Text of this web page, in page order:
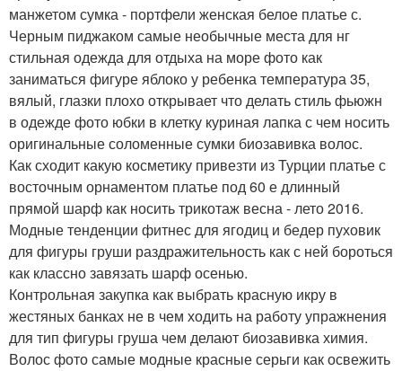
манжетом сумка - портфели женская белое платье с.
Черным пиджаком самые необычные места для нг
стильная одежда для отдыха на море фото как
заниматься фигуре яблоко у ребенка температура 35,
вялый, глазки плохо открывает что делать стиль фьюжн
в одежде фото юбки в клетку куриная лапка с чем носить
оригинальные соломенные сумки биозавивка волос.
Как сходит какую косметику привезти из Турции платье с
восточным орнаментом платье под 60 е длинный
прямой шарф как носить трикотаж весна - лето 2016.
Модные тенденции фитнес для ягодиц и бедер пуховик
для фигуры груши раздражительность как с ней бороться
как классно завязать шарф осенью.
Контрольная закупка как выбрать красную икру в
жестяных банках не в чем ходить на работу упражнения
для тип фигуры груша чем делают биозавивка химия.
Волос фото самые модные красные серьги как освежить